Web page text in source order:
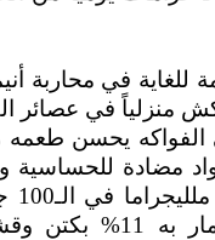
في عصائر
يحسن طعمه
مضادة للحساسية